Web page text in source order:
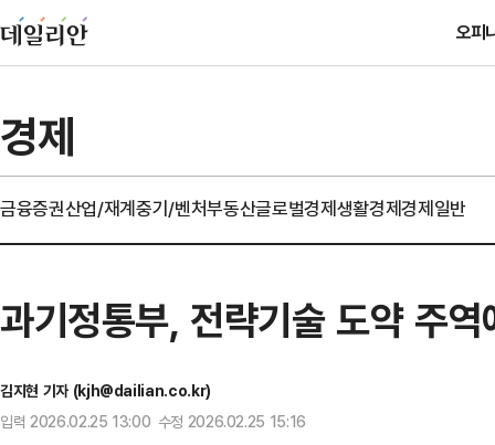
오피
경제
금융증권산업/재계중기/벤처부동산글로벌경제생활경제경제일반
과기정통부, 전략기술 도약 주
김지현 기자 (kjh@dailian.co.kr)
입력 2026.02.25 13:00 수정 2026.02.25 15:16